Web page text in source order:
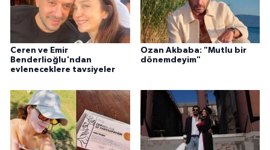
Ceren ve Emir
Benderlioğlu'ndan
evleneceklere tavsiyeler
Ozan Akbaba: "Mutlu bir
dönemdeyim"